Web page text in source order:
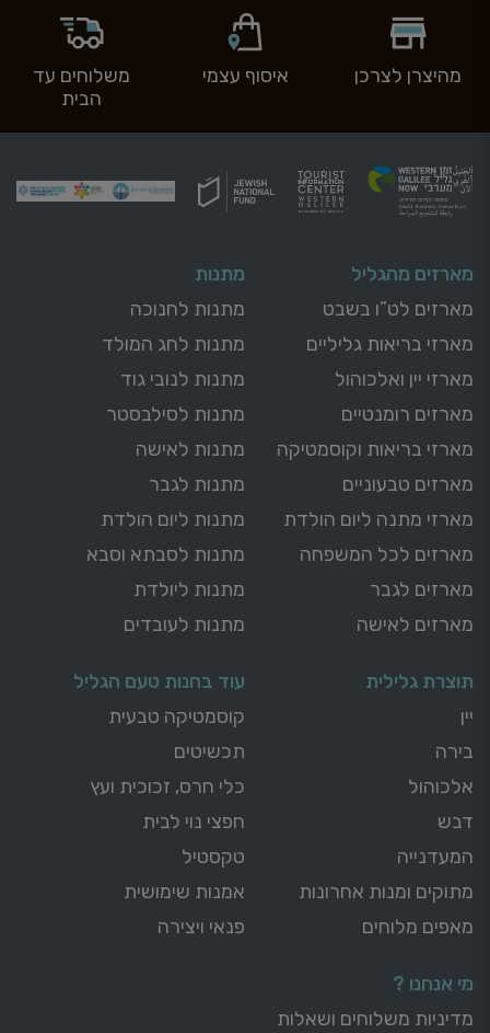
מהיצרן לצרכן איסוף עצמי
משלוחים עד
הבית
מארזים מהגליל
מארזים לט”ו בשבט
מארזי בריאות גליליים
מארזי יין ואלכוהול
מארזים רומנטיים
מארזי בריאות וקוסמטיקה
מארזים טבעוניים
מארזי מתנה ליום הולדת
מארזים לכל המשפחה
מארזים לגבר
מארזים לאישה
מתנות
מתנות לחנוכה
מתנות לחג המולד
מתנות לנובי גוד
מתנות לסילבסטר
מתנות לאישה
מתנות לגבר
מתנות ליום הולדת
מתנות לסבתא וסבא
מתנות ליולדת
מתנות לעובדים
תוצרת גלילית
יין
בירה
אלכוהול
דבש
המעדנייה
מתוקים ומנות אחרונות
מאפים מלוחים
עוד בחנות טעם הגליל
קוסמטיקה טבעית
תכשיטים
כלי חרס, זכוכית ועץ
חפצי נוי לבית
טקסטיל
אמנות שימושית
פנאי ויצירה
מי אנחנו ?
מדיניות משלוחים ושאלות